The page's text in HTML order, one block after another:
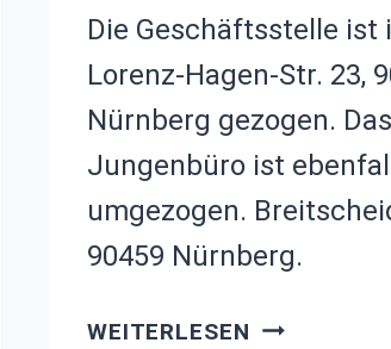
Die Geschäftsstelle ist
Lorenz-Hagen-Str. 23,
Nürnberg gezogen. Das
Jungenbüro ist
umgezogen.
90459 Nürnberg.
WEITERLESEN DIE